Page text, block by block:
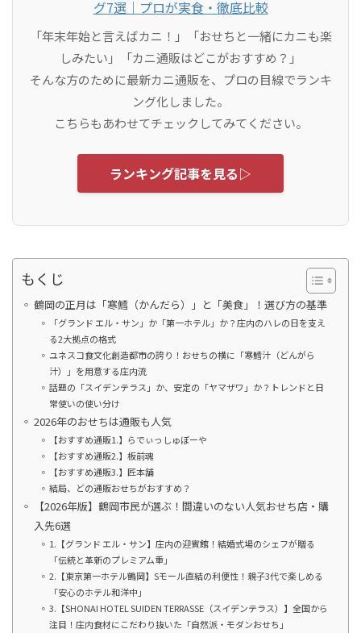
「年末年始と言えばカニ！」「おせちと一緒にカニも楽
しみたい」「カニ通販はどこがおすすめ？」
そんな方のために最新カニ通販を、プロの目線でランキ
ング化しました。
こちらもあわせてチェックしてみてください。
ランキング記事を見る▷
もくじ
鶴岡の正月は「寒鱈（かんだら）」と「美食」！選び方の基準
「グランド エル・サン」か「第一ホテル」か？庄内のハレの日を支え
る2大拠点の格式
ユネスコ食文化創造都市の誇り！おせちの横に「寒鱈汁（どんがら
汁）」を用意する庄内流
話題の「スイデンテラス」か、安定の「ヤマザワ」か？トレンドと日
常使いの使い分け
2026年のおせちは通販も人気
【おすすめ通販1.】らでぃっしゅぼーや
【おすすめ通販2.】板前魂
【おすすめ通販3.】匠本舗
結局、どの通販おせちがおすすめ？
【2026年版】鶴岡市民が選ぶ！間違いのない人気おせち店・購
入先6選
1.【グランド エル・サン】庄内の迎賓館！結婚式場のシェフが贈る
「伝統と革新のプレミアム重」
2.【東京第一ホテル鶴岡】Sモール直結の利便性！親子3代で楽しめる
「安心のホテル和洋中」
3.【SHONAI HOTEL SUIDEN TERRASSE（スイデンテラス）】全国から
注目！庄内食材にこだわり抜いた「自然派・モダンおせち」